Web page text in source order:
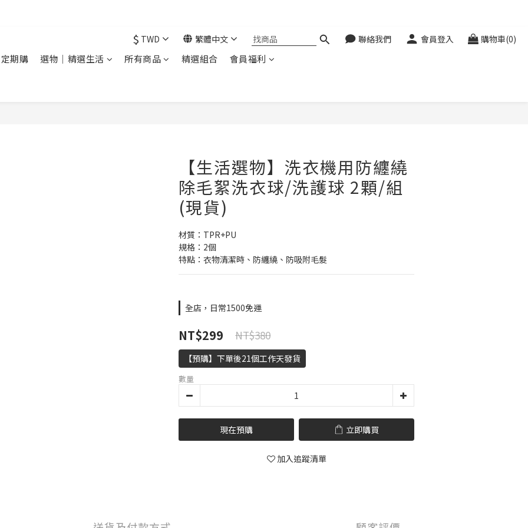
$ TWD 繁體中文 聯絡我們 會員登入 購物車(0)
期購 選物｜精選生活 所有商品 精選組合 會員福利
【生活選物】洗衣機用防纏繞
除毛絮洗衣球/洗護球 2顆/組
(現貨)
材質：TPR+PU
規格：2個
特點：衣物清潔時、防纏繞、防吸附毛髮
全店，日常1500免運
NT$299 NT$380
【預購】下單後21個工作天發貨
數量
現在預購 立即購買
加入追蹤清單